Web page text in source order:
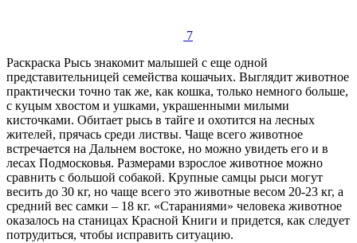
7
Раскраска Рысь знакомит малышей с еще одной
представительницей семейства кошачьих. Выглядит животное
практически точно так же, как кошка, только немного больше,
с куцым хвостом и ушками, украшенными милыми
кисточками. Обитает рысь в тайге и охотится на лесных
жителей, прячась среди листвы. Чаще всего животное
встречается на Дальнем востоке, но можно увидеть его и в
лесах Подмосковья. Размерами взрослое животное можно
сравнить с большой собакой. Крупные самцы рыси могут
весить до 30 кг, но чаще всего это животные весом 20-23 кг, а
средний вес самки – 18 кг. «Стараниями» человека животное
оказалось на станицах Красной Книги и придется, как следует
потрудиться, чтобы исправить ситуацию.